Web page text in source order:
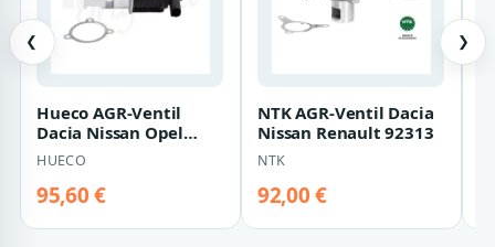
❮
Hueco AGR-Ventil
Dacia Nissan Opel
Renault Suzuki
HUECO
95,60 €
NTK AGR-Ventil Dacia
Nissan Renault 92313
NTK
92,00 €
❯